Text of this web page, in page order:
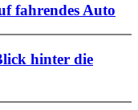
fahrendes Auto
hinter die